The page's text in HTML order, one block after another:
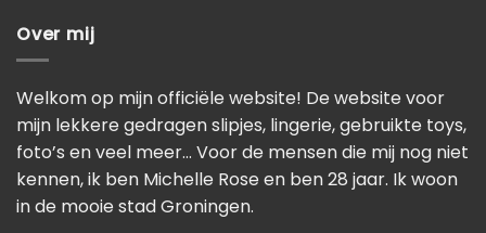
Over mij
Welkom op mijn officiële website! De website voor
mijn lekkere gedragen slipjes, lingerie, gebruikte toys,
foto’s en veel meer… Voor de mensen die mij nog niet
kennen, ik ben Michelle Rose en ben 28 jaar. Ik woon
in de mooie stad Groningen.